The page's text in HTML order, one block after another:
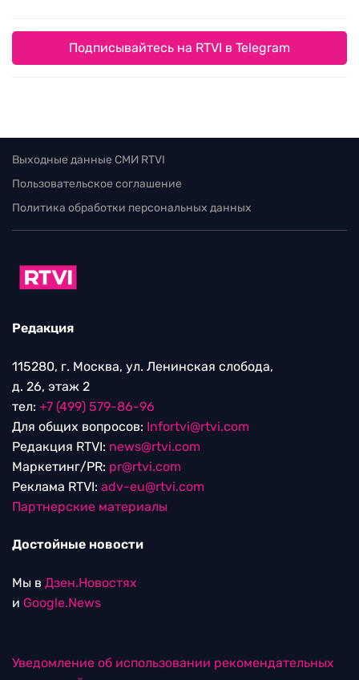
Подписывайтесь на RTVI в Telegram
Выходные данные СМИ RTVI
Пользовательское соглашение
Политика обработки персональных данных
Редакция
115280, г. Москва, ул. Ленинская слобода,
д. 26, этаж 2
тел: +7 (499) 579-86-96
Для общих вопросов: Infortvi@rtvi.com
Редакция RTVI: news@rtvi.com
Маркетинг/PR: pr@rtvi.com
Реклама RTVI: adv-eu@rtvi.com
Партнерские материалы
Достойные новости
Мы в Дзен.Новостях
и Google.News
Уведомление об использовании рекомендательных